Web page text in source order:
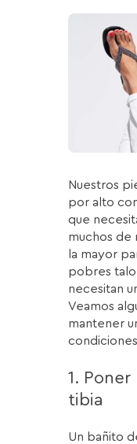
Nuestros
por alto
que
muchos de
la mayor
pobres
necesitan
Veamos
mantener
1.
tibia
Un bañito